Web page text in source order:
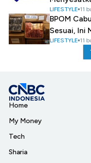
LIFESTYLE 11
BPOM
Sesuai, Ini
LIFESTYLE 11
Home
My Money
Tech
Sharia